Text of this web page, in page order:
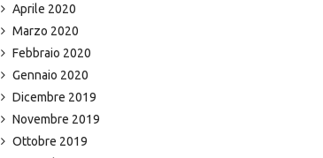
Aprile 2020
Marzo 2020
Febbraio 2020
Gennaio 2020
Dicembre 2019
Novembre 2019
Ottobre 2019